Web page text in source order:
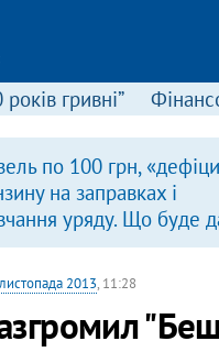
років гривні”
по 100 грн,
на заправках і
уряду. Що буде
на пальне?
2013, 11:28